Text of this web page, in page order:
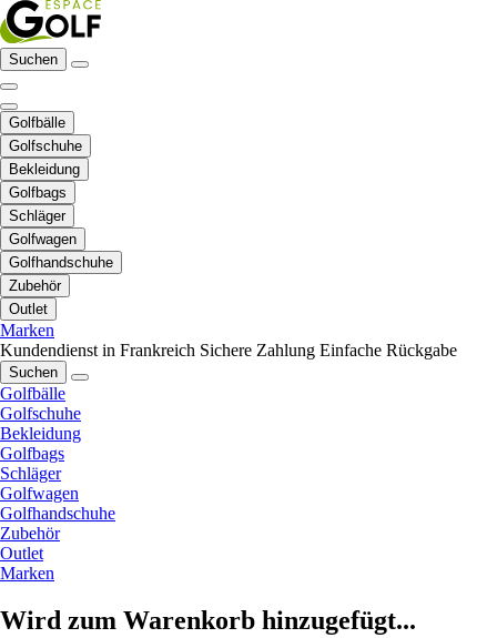
Suchen
Golfbälle
Golfschuhe
Bekleidung
Golfbags
Schläger
Golfwagen
Golfhandschuhe
Zubehör
Outlet
Marken
Kundendienst in Frankreich Sichere Zahlung Einfache Rückgabe
Suchen
Golfbälle
Golfschuhe
Bekleidung
Golfbags
Schläger
Golfwagen
Golfhandschuhe
Zubehör
Outlet
Marken
Wird zum Warenkorb hinzugefügt...